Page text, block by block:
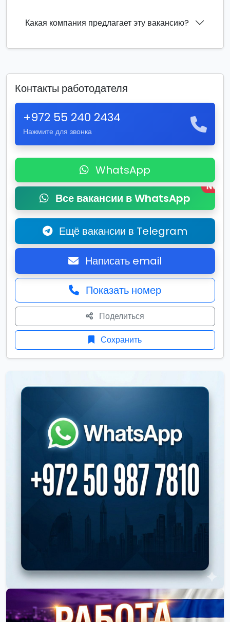
Какая компания предлагает эту вакансию?
Контакты работодателя
+972 55 240 2434
Нажмите для звонка
WhatsApp
Все вакансии в WhatsApp
New
Ещё вакансии в Telegram
Написать email
Показать номер
Поделиться
Сохранить